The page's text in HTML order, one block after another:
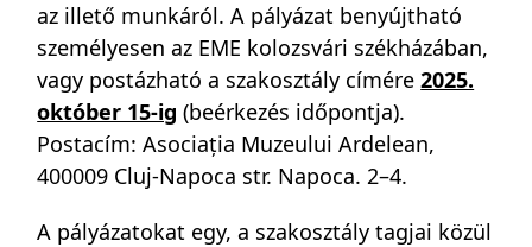
az illető munkáról. A pályázat benyújtható
személyesen az EME kolozsvári székházában,
vagy postázható a szakosztály címére2025.
október 15-ig (beérkezés időpontja).
Postacím: Asociația Muzeului Ardelean,
400009 Cluj-Napoca str. Napoca. 2–4.
A pályázatokat egy, a szakosztály tagjai közül